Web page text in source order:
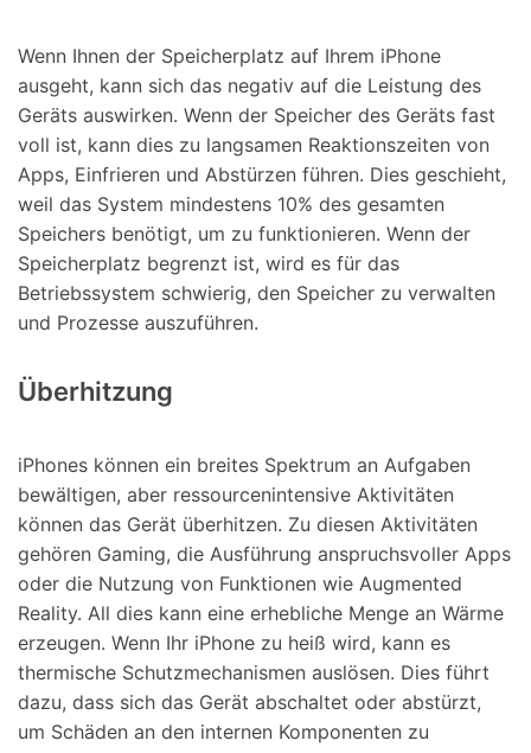
Wenn Ihnen der Speicherplatz auf Ihrem iPhone
ausgeht, kann sich das negativ auf die Leistung des
Geräts auswirken. Wenn der Speicher des Geräts fast
voll ist, kann dies zu langsamen Reaktionszeiten von
Apps, Einfrieren und Abstürzen führen. Dies geschieht,
weil das System mindestens 10% des gesamten
Speichers benötigt, um zu funktionieren. Wenn der
Speicherplatz begrenzt ist, wird es für das
Betriebssystem schwierig, den Speicher zu verwalten
und Prozesse auszuführen.
Überhitzung
iPhones können ein breites Spektrum an Aufgaben
bewältigen, aber ressourcenintensive Aktivitäten
können das Gerät überhitzen. Zu diesen Aktivitäten
gehören Gaming, die Ausführung anspruchsvoller Apps
oder die Nutzung von Funktionen wie Augmented
Reality. All dies kann eine erhebliche Menge an Wärme
erzeugen. Wenn Ihr iPhone zu heiß wird, kann es
thermische Schutzmechanismen auslösen. Dies führt
dazu, dass sich das Gerät abschaltet oder abstürzt,
um Schäden an den internen Komponenten zu